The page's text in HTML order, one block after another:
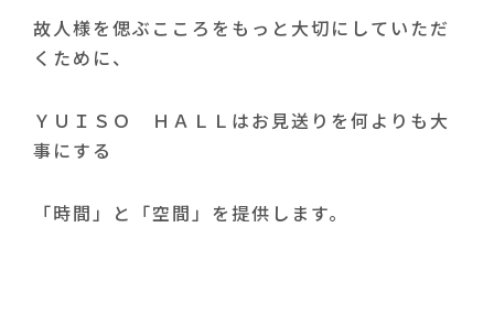
故人様を偲ぶこころをもっと大切にしていただ
くために、
ＹＵＩＳＯ ＨＡＬＬはお見送りを何よりも大
事にする
「時間」と「空間」を提供します。